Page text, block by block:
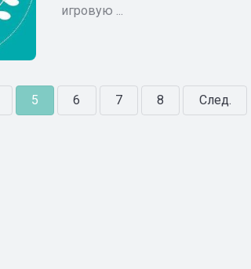
игровую ...
5 6 7 8 След.